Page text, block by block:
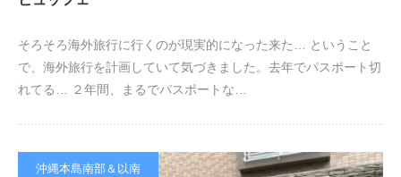
そろそろ海外旅行に行くのが現実的になった来た… ということ
で、海外旅行を計画していて気づきました。去年でパスポート切
れてる… ２年間、まるでパスポートな…
沖縄本島南部＆以南